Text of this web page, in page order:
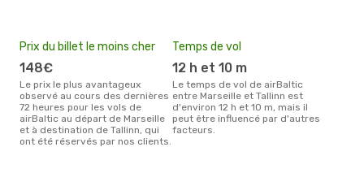
Prix du billet le moins cher
148€
Le prix le plus avantageux
observé au cours des dernières
72 heures pour les vols de
airBaltic au départ de Marseille
et à destination de Tallinn, qui
ont été réservés par nos clients.
Temps de vol
12 h et 10 m
Le temps de vol de airBaltic
entre Marseille et Tallinn est
d'environ 12 h et 10 m, mais il
peut être influencé par d'autres
facteurs.